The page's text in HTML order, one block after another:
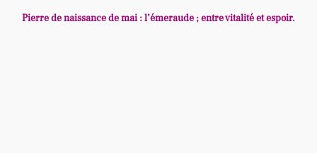
Pierre de naissance de mai : l’émeraude ; entre vitalité et espoir.